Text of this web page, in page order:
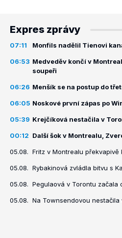
Expres zprávy
07:11 Monfils nadělil Tienovi
06:53 Medveděv končí v
soupeři
06:26 Menšík se na postup do
06:05 Noskové první zápas po
05:39 Krejčíková nestačila v
00:12 Další šok v Montrealu,
05.08. Fritz v Montrealu překvapivě
05.08. Rybakinová zvládla bitvu s
05.08. Pegulaová v Torontu začala
05.08. Na Townsendovou